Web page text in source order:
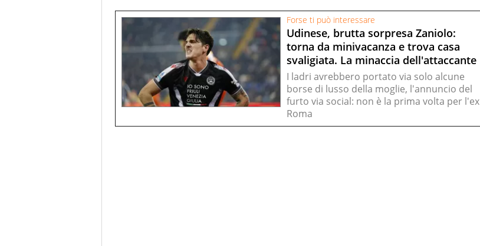
Forse ti può interessare
Udinese, brutta sorpresa Zaniolo:
torna da minivacanza e trova casa
svaligiata. La minaccia dell'attaccante
I ladri avrebbero portato via solo alcune
borse di lusso della moglie, l'annuncio del
furto via social: non è la prima volta per l'ex
Roma